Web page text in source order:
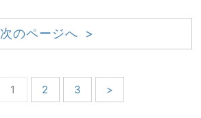
次のページへ >
1 2 3 >